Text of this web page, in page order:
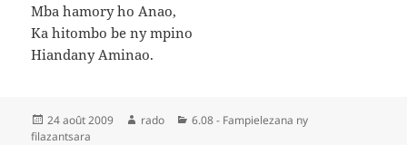
Mba hamory ho Anao,
Ka hitombo be ny mpino
Hiandany Aminao.
Publié
le
24 août 2009 Auteur
rado Catégories
6.08 - Fampielezana ny
filazantsara